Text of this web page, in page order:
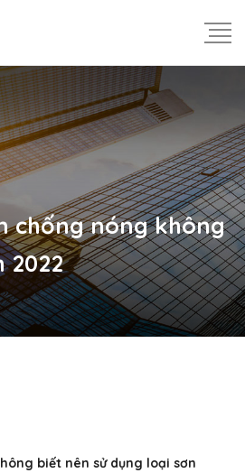
chống nóng không
2022
biết nên sử dụng loại sơn